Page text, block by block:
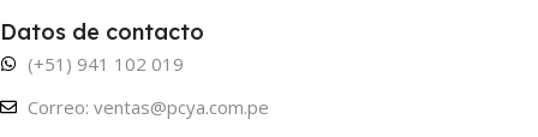
Datos de contacto
(+51) 941 102 019
Correo: ventas@pcya.com.pe